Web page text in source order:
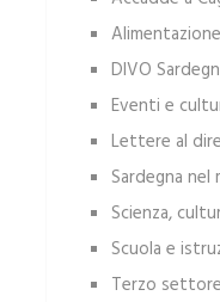
DIVO
Eventi e
Lettere al
Sardegna nel
Scienza,
Scuola e
Terzo settore